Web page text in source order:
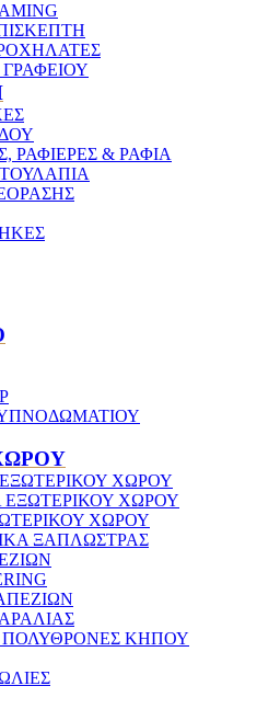
ΓΡΑΦΕΙΟΥ
ΡΑΦΙΕΡΕΣ & ΡΑΦΙΑ
ΧΩΡΟΥ
ΕΞΩΤΕΡΙΚΟΥ ΧΩΡΟΥ
ΧΩΡΟΥ
ΞΑΠΛΩΣΤΡΑΣ
ΠΟΛΥΘΡΟΝΕΣ ΚΗΠΟΥ